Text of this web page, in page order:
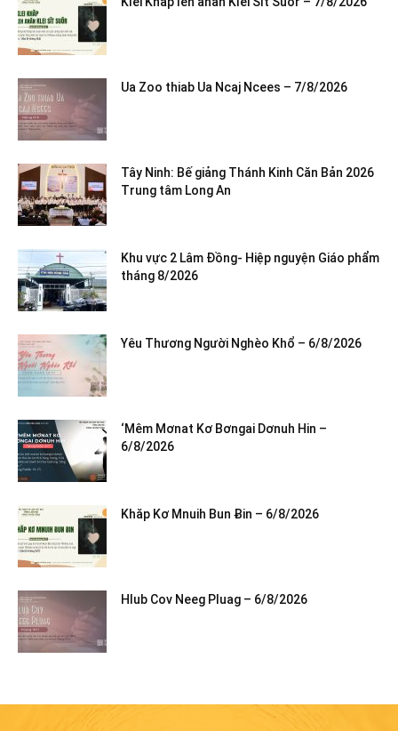
Ua Zoo thiab Ua Ncaj Ncees – 7/8/2026
Tây Ninh: Bế giảng Thánh Kinh Căn Bản 2026
Trung tâm Long An
Khu vực 2 Lâm Đồng- Hiệp nguyện Giáo phẩm
tháng 8/2026
Yêu Thương Người Nghèo Khổ – 6/8/2026
‘Mêm Mơnat Kơ Bơngai Dơnuh Hin –
6/8/2026
Khăp Kơ Mnuih Bun Ƀin – 6/8/2026
Hlub Cov Neeg Pluag – 6/8/2026